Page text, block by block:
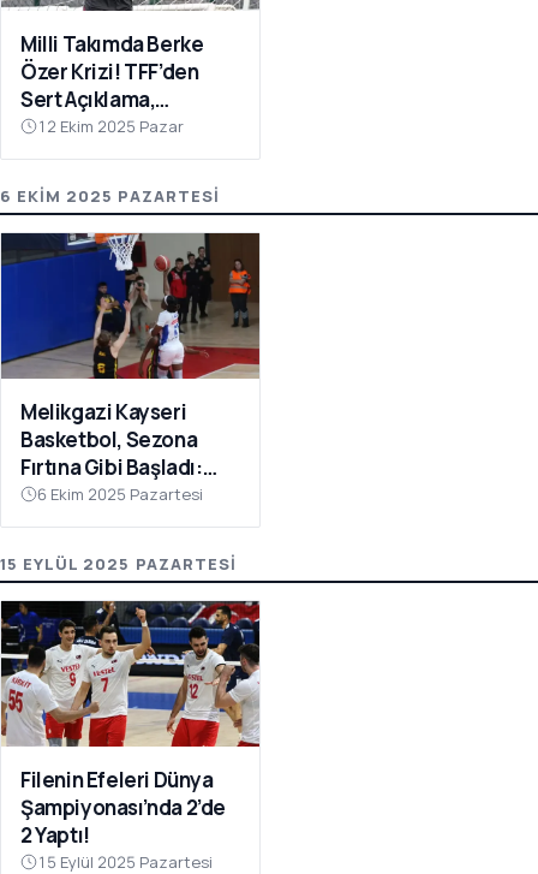
Milli Takımda Berke
Özer Krizi! TFF’den
Sert Açıklama,
Kaleciden Yanıt
Gecikmedi
12 Ekim 2025 Pazar
6 EKIM 2025 PAZARTESI
Melikgazi Kayseri
Basketbol, Sezona
Fırtına Gibi Başladı:
Dardanel Çanakkale’yi
Farklı Geçti
6 Ekim 2025 Pazartesi
15 EYLÜL 2025 PAZARTESI
Filenin Efeleri Dünya
Şampiyonası’nda 2’de
2 Yaptı!
15 Eylül 2025 Pazartesi